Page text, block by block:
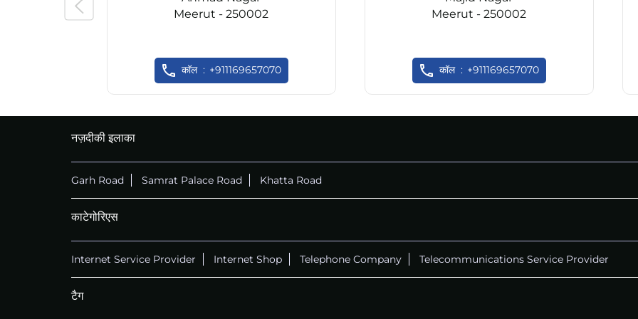
Meerut - 250002
कॉल +911169657070
Meerut - 250002
कॉल +911169657070
नज़दीकी इलाका
Garh Road Samrat Palace Road Khatta Road
काटेगोरिएस
Internet Service Provider Internet Shop Telephone Company Telecommunications Service Provider
टैग